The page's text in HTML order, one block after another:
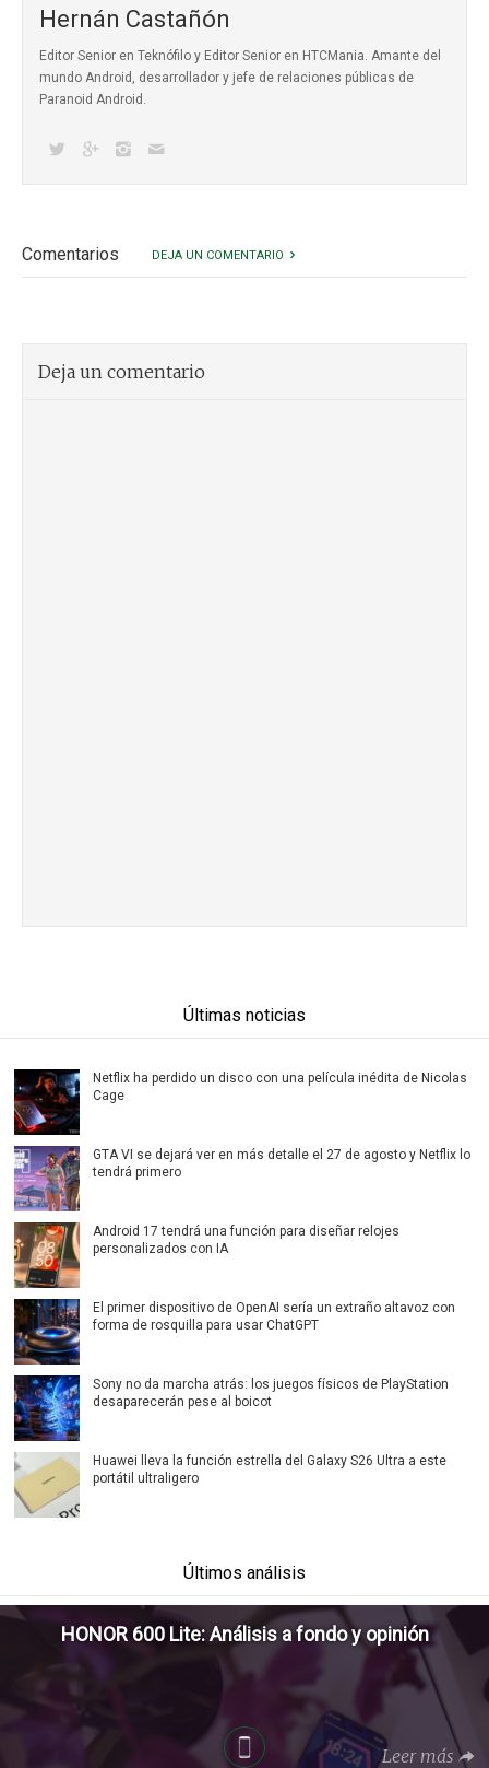
Hernán Castañón
Editor Senior en Teknófilo y Editor Senior en HTCMania. Amante del
mundo Android, desarrollador y jefe de relaciones públicas de
Paranoid Android.
Comentarios DEJA UN COMENTARIO
Deja un comentario
Últimas noticias
Netflix ha perdido un disco con una película inédita de Nicolas
Cage
GTA VI se dejará ver en más detalle el 27 de agosto y Netflix lo
tendrá primero
Android 17 tendrá una función para diseñar relojes
personalizados con IA
El primer dispositivo de OpenAI sería un extraño altavoz con
forma de rosquilla para usar ChatGPT
Sony no da marcha atrás: los juegos físicos de PlayStation
desaparecerán pese al boicot
Huawei lleva la función estrella del Galaxy S26 Ultra a este
portátil ultraligero
Últimos análisis
HONOR 600 Lite: Análisis a fondo y opinión
Leer más